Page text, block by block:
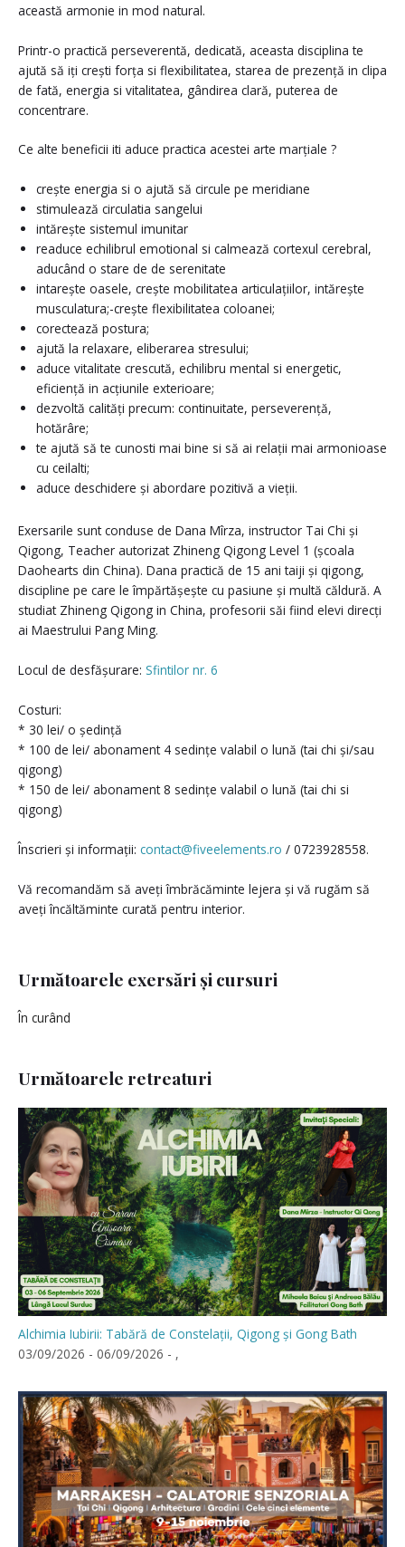
această armonie in mod natural.
Printr-o practică perseverentă, dedicată, aceasta disciplina te
ajută să iți crești forța si flexibilitatea, starea de prezență in clipa
de fată, energia si vitalitatea, gândirea clară, puterea de
concentrare.
Ce alte beneficii iti aduce practica acestei arte marțiale ?
crește energia si o ajută să circule pe meridiane
stimulează circulatia sangelui
intărește sistemul imunitar
readuce echilibrul emotional si calmează cortexul cerebral,
aducând o stare de de serenitate
intarește oasele, crește mobilitatea articulațiilor, intărește
musculatura;-crește flexibilitatea coloanei;
corectează postura;
ajută la relaxare, eliberarea stresului;
aduce vitalitate crescută, echilibru mental si energetic,
eficiență in acțiunile exterioare;
dezvoltă calități precum: continuitate, perseverență,
hotărâre;
te ajută să te cunosti mai bine si să ai relații mai armonioase
cu ceilalti;
aduce deschidere și abordare pozitivă a vieții.
Exersarile sunt conduse de Dana Mîrza, instructor Tai Chi și
Qigong, Teacher autorizat Zhineng Qigong Level 1 (școala
Daohearts din China). Dana practică de 15 ani taiji și qigong,
discipline pe care le împărtășește cu pasiune și multă căldură. A
studiat Zhineng Qigong in China, profesorii săi fiind elevi direcți
ai Maestrului Pang Ming.
Locul de desfășurare: Sfintilor nr. 6
Costuri:
* 30 lei/ o ședință
* 100 de lei/ abonament 4 sedințe valabil o lună (tai chi și/sau
qigong)
* 150 de lei/ abonament 8 sedințe valabil o lună (tai chi si
qigong)
Înscrieri și informații: contact@fiveelements.ro / 0723928558.
Vă recomandăm să aveți îmbrăcăminte lejera și vă rugăm să
aveți încăltăminte curată pentru interior.
Următoarele exersări și cursuri
În curând
Următoarele retreaturi
Alchimia Iubirii: Tabără de Constelații, Qigong și Gong Bath
03/09/2026 - 06/09/2026 - ,